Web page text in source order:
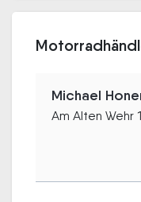
Michael
Am Alten Wehr